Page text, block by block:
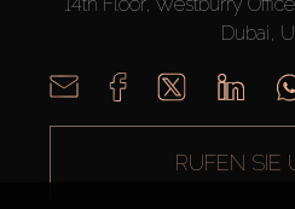
Dubai,
RUFEN SIE